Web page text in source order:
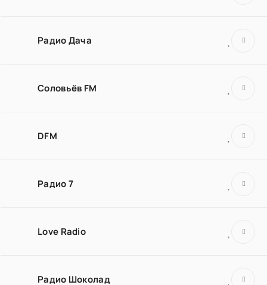
Радио Дача
Соловьёв FM
DFM
Радио 7
Love Radio
Радио Шоколад